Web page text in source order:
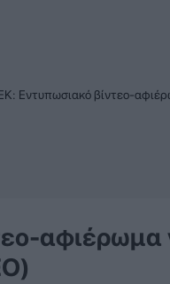
Εντυπωσιακό βίντεο-
αφιέρωμα